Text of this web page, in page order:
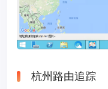
杭州路由追踪